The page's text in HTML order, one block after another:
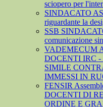
sciopero per
SINDACATO
riguardante la
SSB
comunicazione
VADEMECUM
DOCENTI IRC
SIMILE
IMMESSI IN
FENSIR
DOCENTI DI
ORDINE E